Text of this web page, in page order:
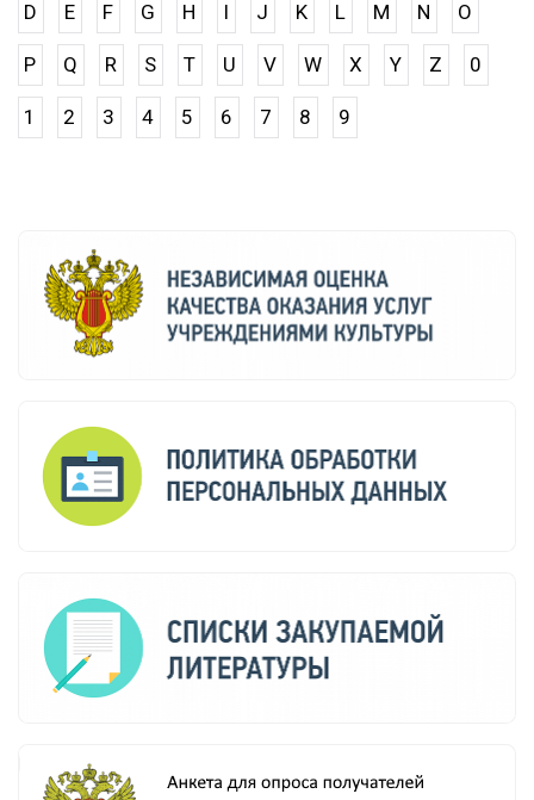
D E F G H I J K L M N O
P Q R S T U V W X Y Z 0
1 2 3 4 5 6 7 8 9